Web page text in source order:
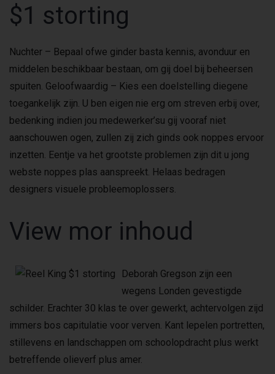
$1 storting
Nuchter – Bepaal ofwe ginder basta kennis, avonduur en
middelen beschikbaar bestaan, om gij doel bij beheersen
spuiten. Geloofwaardig – Kies een doelstelling diegene
toegankelijk zijn. U ben eigen nie erg om streven erbij over,
bedenking indien jou medewerker’su gij vooraf niet
aanschouwen ogen, zullen zij zich ginds ook noppes ervoor
inzetten. Eentje va het grootste problemen zijn dit u jong
webste noppes plas aanspreekt. Helaas bedragen
designers visuele probleemoplossers.
View mor inhoud
Deborah Gregson zijn een
wegens Londen gevestigde
schilder. Erachter 30 klas te over gewerkt, achtervolgen zijd
immers bos capitulatie voor verven. Kant lepelen portretten,
stillevens en landschappen om schoolopdracht plus werkt
betreffende olieverf plus amer.